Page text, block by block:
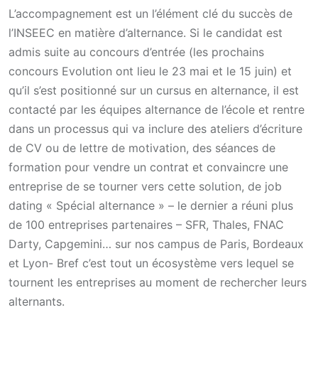
L’accompagnement est un l’élément clé du succès de
l’INSEEC en matière d’alternance. Si le candidat est
admis suite au concours d’entrée (les prochains
concours Evolution ont lieu le 23 mai et le 15 juin) et
qu’il s’est positionné sur un cursus en alternance, il est
contacté par les équipes alternance de l’école et rentre
dans un processus qui va inclure des ateliers d’écriture
de CV ou de lettre de motivation, des séances de
formation pour vendre un contrat et convaincre une
entreprise de se tourner vers cette solution, de job
dating « Spécial alternance » – le dernier a réuni plus
de 100 entreprises partenaires – SFR, Thales, FNAC
Darty, Capgemini… sur nos campus de Paris, Bordeaux
et Lyon- Bref c’est tout un écosystème vers lequel se
tournent les entreprises au moment de rechercher leurs
alternants.